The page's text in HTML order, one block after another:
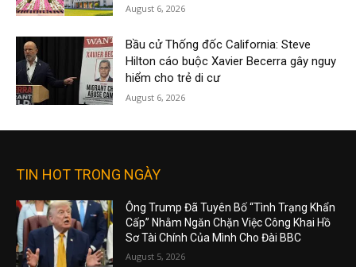
August 6, 2026
Bầu cử Thống đốc California: Steve
Hilton cáo buộc Xavier Becerra gây nguy
hiểm cho trẻ di cư
August 6, 2026
TIN HOT TRONG NGÀY
Ông Trump Đã Tuyên Bố “Tình Trạng Khẩn
Cấp” Nhằm Ngăn Chặn Việc Công Khai Hồ
Sơ Tài Chính Của Mình Cho Đài BBC
August 5, 2026